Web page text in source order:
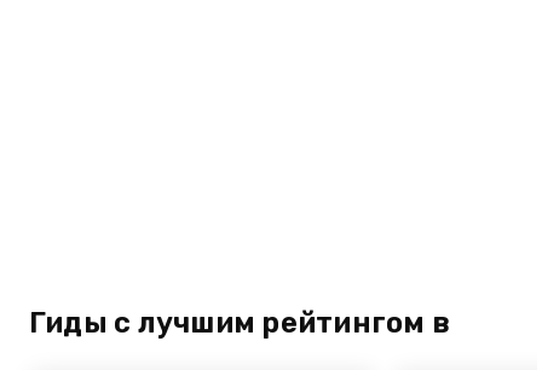
Гиды с лучшим рейтингом в